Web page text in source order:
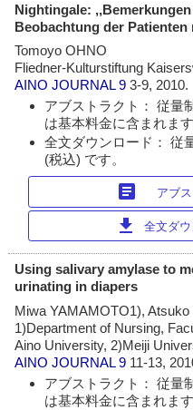
Nightingale:
Beobachtung der
Tomoyo OHNO
Fliedner-Kulturstiftung
AINO JOURNAL 93-9, 2010.
アブストラクト： 従量
は基本料金に含まれます
全文ダウンロード： 従
(税込) です。
article アブ
download 全文ダ
Using salivary amylase to
urinating in diapers
Miwa YAMAMOTO1),
1)Department of Nursing,
Aino University, 2)Meiji
AINO JOURNAL 9 11-13,
アブストラクト： 従量
は基本料金に含まれます